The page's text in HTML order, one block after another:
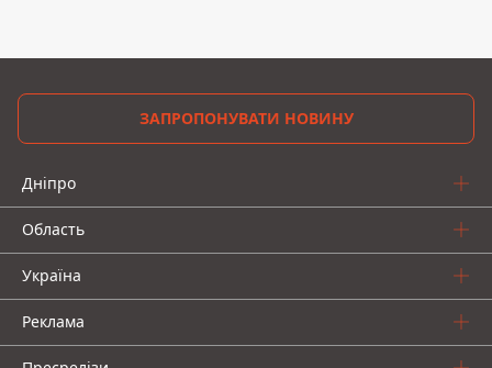
ЗАПРОПОНУВАТИ НОВИНУ
Дніпро
Область
Україна
Реклама